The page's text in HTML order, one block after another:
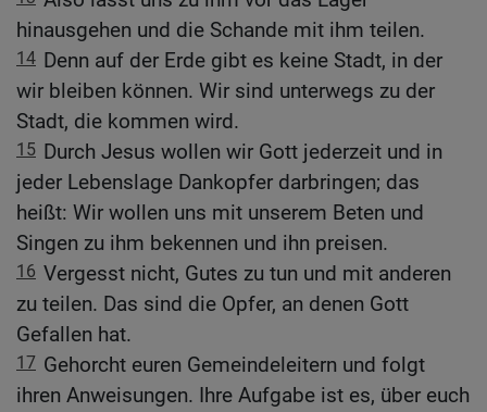
hinausgehen und die Schande mit ihm teilen.
14 Denn auf der Erde gibt es keine Stadt, in der
wir bleiben können. Wir sind unterwegs zu der
Stadt, die kommen wird.
15 Durch Jesus wollen wir Gott jederzeit und in
jeder Lebenslage Dankopfer darbringen; das
heißt: Wir wollen uns mit unserem Beten und
Singen zu ihm bekennen und ihn preisen.
16 Vergesst nicht, Gutes zu tun und mit anderen
zu teilen. Das sind die Opfer, an denen Gott
Gefallen hat.
17 Gehorcht euren Gemeindeleitern und folgt
ihren Anweisungen. Ihre Aufgabe ist es, über euch